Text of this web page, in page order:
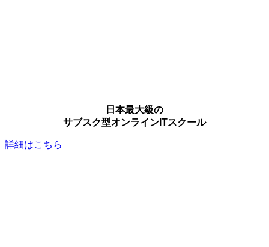
日本最大級の
サブスク型オンラインITスクール
詳細はこちら